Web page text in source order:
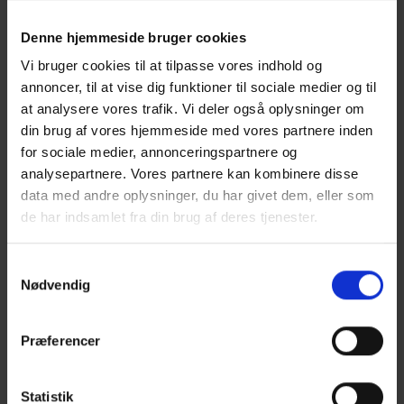
Denne hjemmeside bruger cookies
Vi bruger cookies til at tilpasse vores indhold og
annoncer, til at vise dig funktioner til sociale medier og til
at analysere vores trafik. Vi deler også oplysninger om
din brug af vores hjemmeside med vores partnere inden
for sociale medier, annonceringspartnere og
analysepartnere. Vores partnere kan kombinere disse
data med andre oplysninger, du har givet dem, eller som
de har indsamlet fra din brug af deres tjenester.
Nødvendig
Præferencer
Statistik
Resten af klassen fik måske ikke en pris med hjem, men de
fik noget mindst lige så værdifuldt: en forståelse for,
hvordan historikere selv kan skabe kildemateriale og bruge
det til at fortælle nye historier om fortiden. Derudover fik
eleverne mulighed for at fremlægge deres arbejde for
erfarne fagfolk, som gav både konstruktiv feedback og
faglige spørgsmål, der satte tanker og refleksioner i gang.
Return til nyhedsoversigten
KOMMENDE ELEV